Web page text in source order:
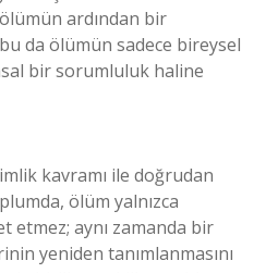
ardından bir
da ölümün sadece bireysel
bir sorumluluk haline
kavramı ile doğrudan
ölüm yalnızca
etmez; aynı zamanda bir
yeniden tanımlanmasını